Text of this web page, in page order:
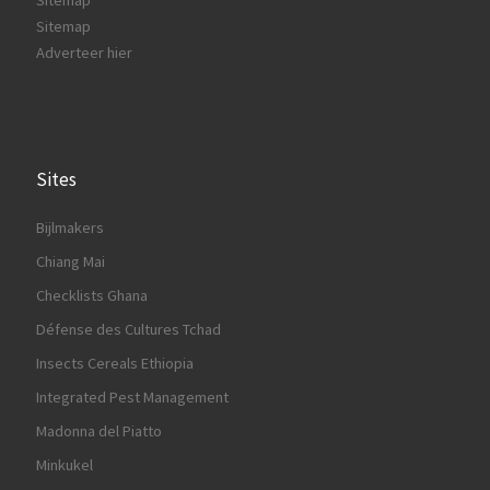
Sitemap
Adverteer hier
Sites
Bijlmakers
Chiang Mai
Checklists Ghana
Défense des Cultures Tchad
Insects Cereals Ethiopia
Integrated Pest Management
Madonna del Piatto
Minkukel